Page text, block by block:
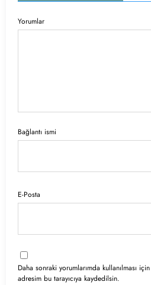
Yorumlar
Bağlantı ismi
E-Posta
Daha sonraki yorumlarımda kullanılması
adresim bu tarayıcıya kaydedilsin.